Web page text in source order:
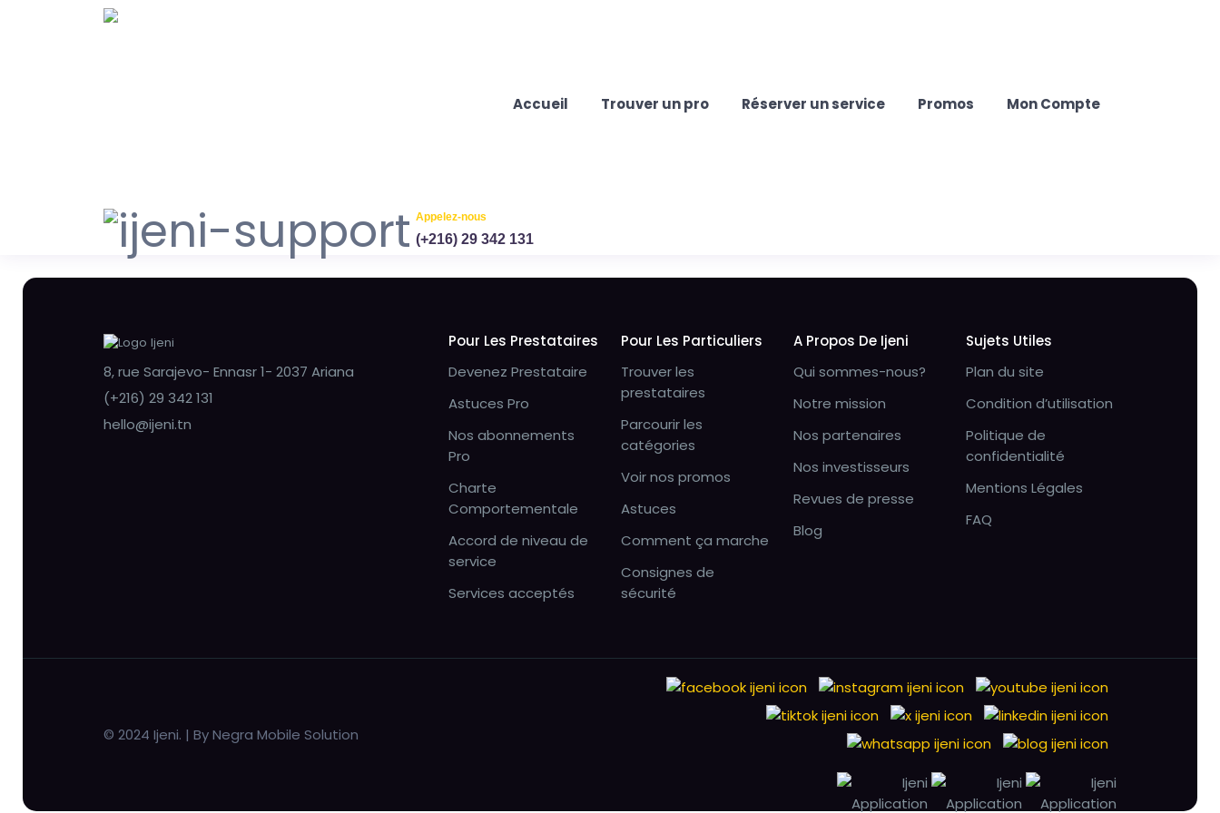
Accueil Trouver un pro Réserver un service Promos Mon Compte
Appelez-nous
(+216) 29 342 131
8, rue Sarajevo- Ennasr 1- 2037 Ariana
(+216) 29 342 131
hello@ijeni.tn
Pour Les Prestataires
Devenez Prestataire
Astuces Pro
Nos abonnements
Pro
Charte
Comportementale
Accord de niveau de
service
Services acceptés
Pour Les Particuliers
Trouver les
prestataires
Parcourir les
catégories
Voir nos promos
Astuces
Comment ça marche
Consignes de
sécurité
A Propos De Ijeni
Qui sommes-nous?
Notre mission
Nos partenaires
Nos investisseurs
Revues de presse
Blog
Sujets Utiles
Plan du site
Condition d’utilisation
Politique de
confidentialité
Mentions Légales
FAQ
© 2024 Ijeni. | By Negra Mobile Solution